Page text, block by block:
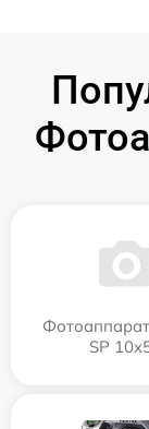
SP